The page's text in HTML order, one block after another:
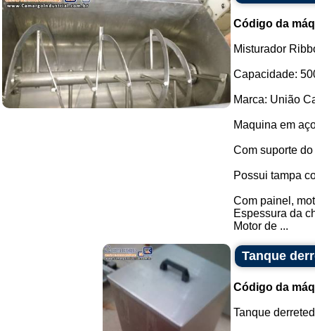
Código da
Misturador
Capacidade:
Marca: União
Maquina em
Com suporte
Possui tampa
Com painel,
Espessura da
Motor de ...
Tanque
Código da
Tanque